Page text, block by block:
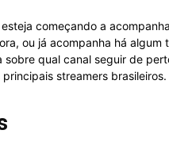
começando a
ou já acompanha há algum
sobre qual canal seguir de
streamers brasileiros.